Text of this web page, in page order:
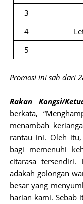
3
4
5
Promosi ini sah dari
Rakan Kongsi/
berkata,
menambah
rantau ini. Oleh
bagi memenuhi
citarasa tersendiri.
adakah golongan
besar yang
harian kami. Sebab